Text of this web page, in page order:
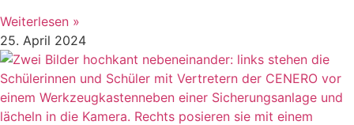
Weiterlesen »
25. April 2024